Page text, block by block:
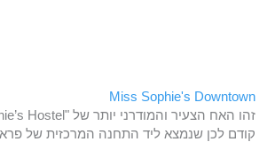
Miss Sophie's Downtown
קודם לכן שנמצא ליד התחנה המרכזית של